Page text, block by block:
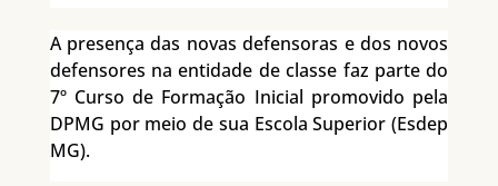
A presença das novas defensoras e dos novos
defensores na entidade de classe faz parte do
7º Curso de Formação Inicial promovido pela
DPMG por meio de sua Escola Superior (Esdep
MG).